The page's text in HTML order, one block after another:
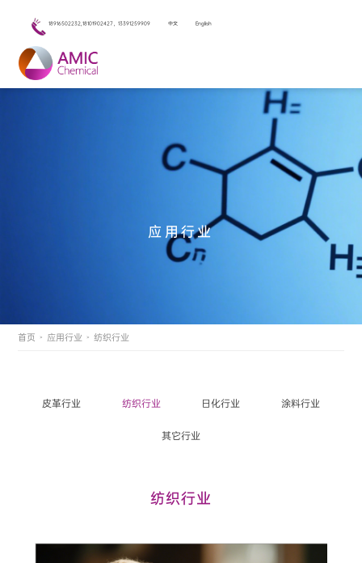
18916502232,18101902427，13391259909 中文 English
应用行业
首页 > 应用行业 > 纺织行业
皮革行业 纺织行业 日化行业 涂料行业
其它行业
纺织行业